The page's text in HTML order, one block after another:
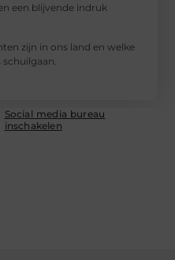
een blijvende indruk
zijn in ons land en welke
Social media bureau
inschakelen